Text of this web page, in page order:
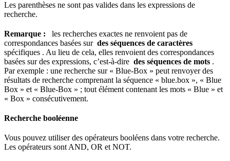
Les parenthèses ne sont pas valides dans les expressions de
recherche.
Remarque : les recherches exactes ne renvoient pas de
correspondances basées sur des séquences de caractères
spécifiques . Au lieu de cela, elles renvoient des correspondances
basées sur des expressions, c’est-à-dire des séquences de mots .
Par exemple : une recherche sur « Blue-Box » peut renvoyer des
résultats de recherche comprenant la séquence « blue.box », « Blue
Box » et « Blue-Box » ; tout élément contenant les mots « Blue » et
« Box » consécutivement.
Recherche booléenne
Vous pouvez utiliser des opérateurs booléens dans votre recherche.
Les opérateurs sont AND, OR et NOT.